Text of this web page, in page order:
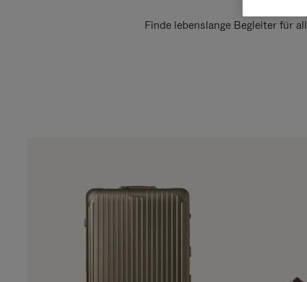
Finde lebenslange Begleiter für